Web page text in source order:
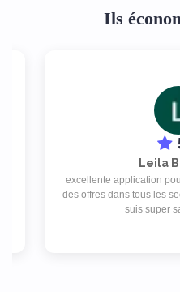
Ils
Leila
excellente application
des offres dans tous les
suis super